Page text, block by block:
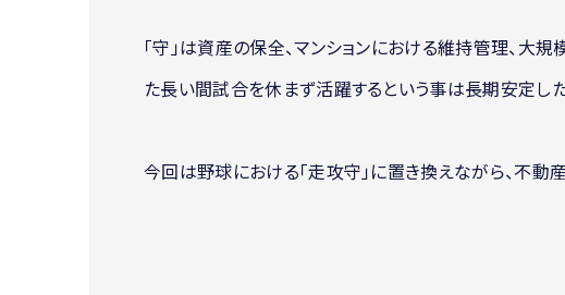
「守」は資産の保全、マンションにおける維持管理、大
た長い間試合を休まず活躍するという事は長期安定し
今回は野球における「走攻守」に置き換えながら、不動